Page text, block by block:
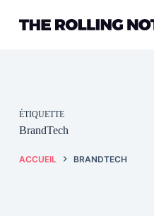
contenu
ÉTIQUETTE
BrandTech
ACCUEIL BRANDTECH